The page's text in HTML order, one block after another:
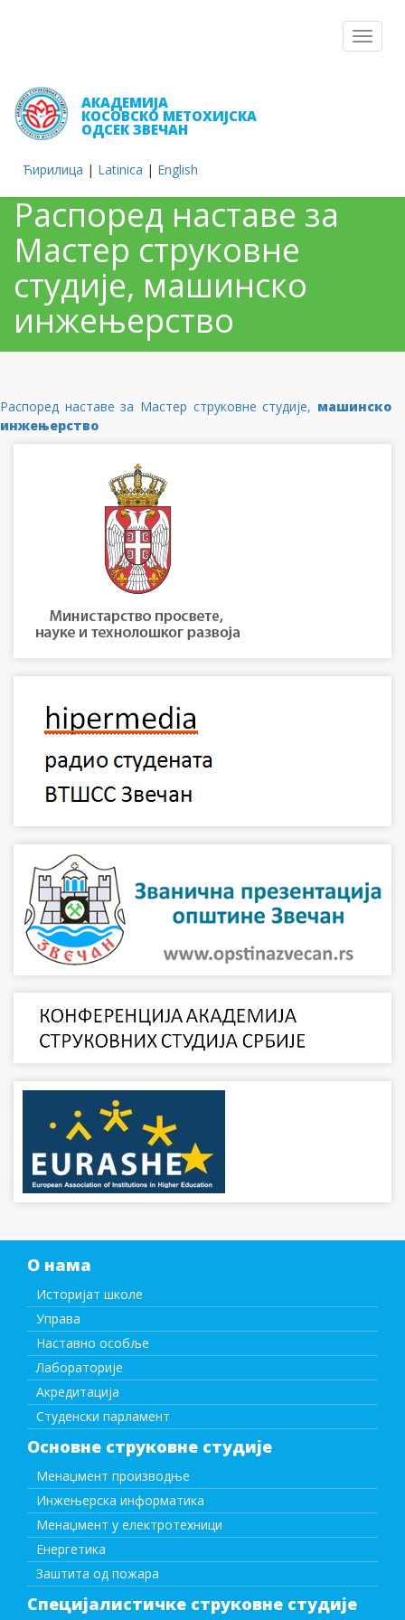
Toggle
АКАДЕМИЈА
КОСОВСКО МЕТОХИЈСКА
ОДСЕК ЗВЕЧАН
Ћирилица | Latinica | English
Распоред наставе за
Мастер струковне
студије, машинско
инжењерство
Распоред наставе за Мастер струковне студије, машинско
инжењерство
О нама
Историјат школе
Управа
Наставно особље
Лабораторије
Акредитација
Студенски парламент
Основне струковне студије
Менаџмент производње
Инжењерска информатика
Менаџмент у електротехници
Енергетика
Заштита од пожара
Специјалистичке струковне студије